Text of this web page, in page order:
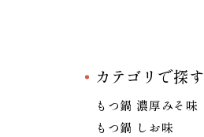
カテゴリで探す
もつ鍋 濃厚みそ味
もつ鍋 しお味